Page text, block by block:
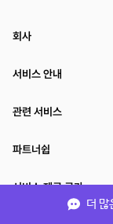
더 많
회사
서비스 안내
관련 서비스
파트너쉽
서비스 제공 국가